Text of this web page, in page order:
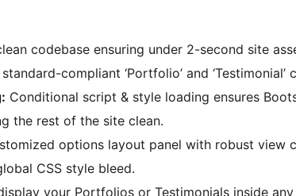
codebase ensuring under 2-second site
compliant ‘Portfolio’ and
Conditional script & style loading ensures
the rest of the site clean.
options layout panel with robust view
CSS style bleed.
your Portfolios or Testimonials inside